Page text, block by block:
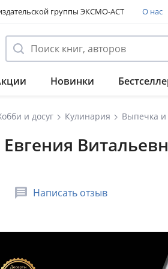
группы ЭКСМО-АСТ О нас
Новинки
и досуг Кулинария Выпечка и
Написать отзыв